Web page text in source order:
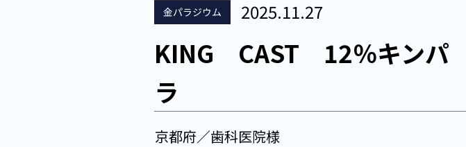
金パラジウム 2025.11.27
KING CAST 12％キンパ
ラ
京都府／歯科医院様